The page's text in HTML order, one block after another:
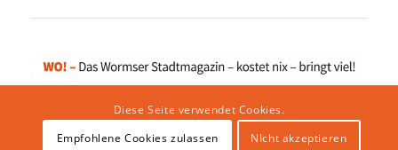
Impressum|Datenschutzerklärung|Website von klicklabor.de|
Diese Seite verwendet Cookies.
Empfohlene Cookies zulassen
NIcht akzeptieren